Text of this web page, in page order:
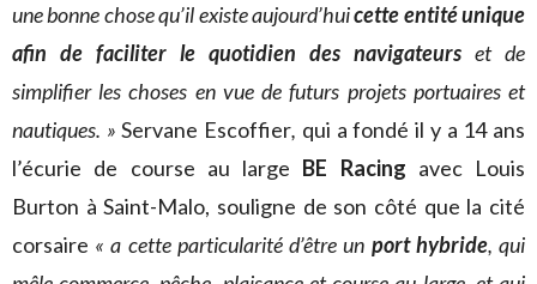
une bonne chose qu’il existe aujourd’huicette entité unique
afin de faciliter le quotidien des navigateurs et de
simplifier les choses en vue de futurs projets portuaires et
nautiques. » Servane Escoffier, qui a fondé il y a 14 ans
l’écurie de course au large BE Racing avec Louis
Burton à Saint-Malo, souligne de son côté que la cité
corsaire « a cette particularité d’être un port hybride, qui